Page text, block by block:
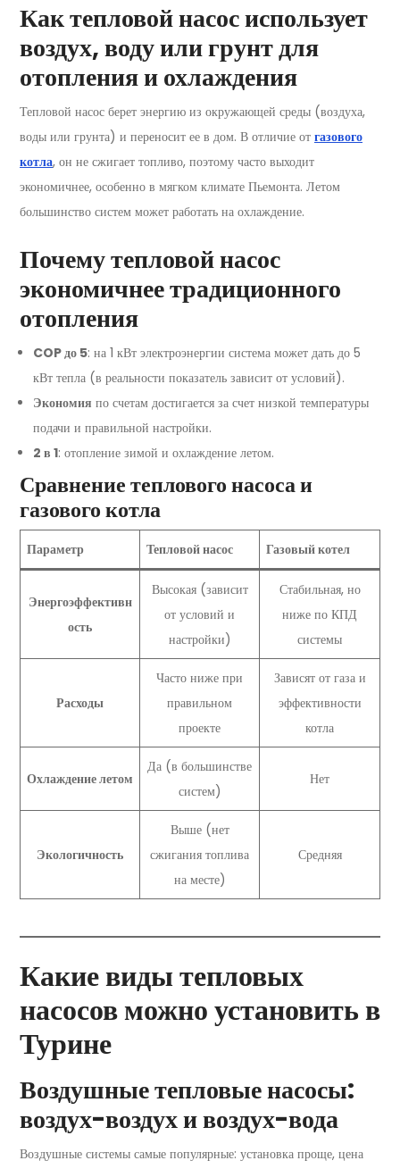
Как тепловой насос использует
воздух, воду или грунт для
отопления и охлаждения
Тепловой насос берет энергию из окружающей среды (воздуха,
воды или грунта) и переносит ее в дом. В отличие от газового
котла, он не сжигает топливо, поэтому часто выходит
экономичнее, особенно в мягком климате Пьемонта. Летом
большинство систем может работать на охлаждение.
Почему тепловой насос
экономичнее традиционного
отопления
COP до 5: на 1 кВт электроэнергии система может дать до 5
кВт тепла (в реальности показатель зависит от условий).
Экономия по счетам достигается за счет низкой температуры
подачи и правильной настройки.
2 в 1: отопление зимой и охлаждение летом.
Сравнение теплового насоса и
газового котла
Параметр Тепловой насос Газовый котел
Энергоэффективн
ость
Высокая (зависит
от условий и
настройки)
Стабильная, но
ниже по КПД
системы
Расходы
Часто ниже при
правильном
проекте
Зависят от газа и
эффективности
котла
Охлаждение летом
Да (в большинстве
систем)
Нет
Экологичность
Выше (нет
сжигания топлива
на месте)
Средняя
Какие виды тепловых
насосов можно установить в
Турине
Воздушные тепловые насосы:
воздух-воздух и воздух-вода
Воздушные системы самые популярные: установка проще, цена